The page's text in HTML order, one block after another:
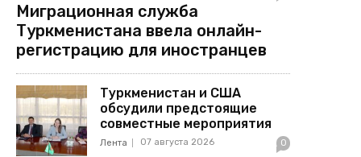
Миграционная служба
Туркменистана ввела онлайн-
регистрацию для иностранцев
Туркменистан и США
обсудили предстоящие
совместные мероприятия
Лента 07 августа 2026 0